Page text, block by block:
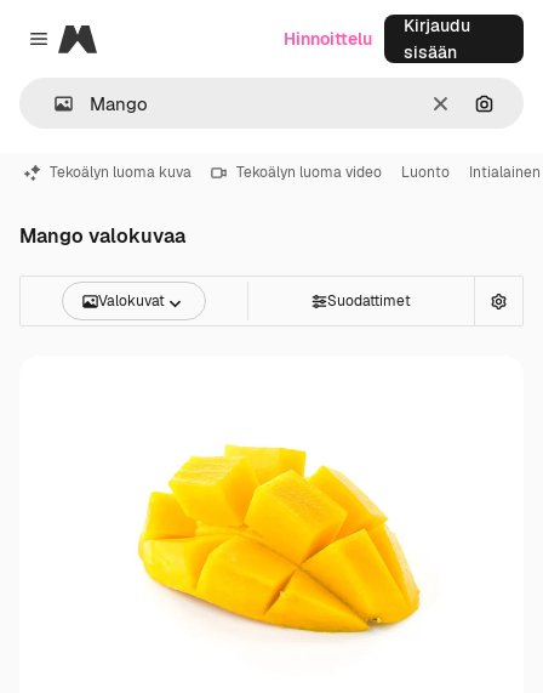
Close menu
Magnific
SelkeäHae
Hinnoittelu
Kirjaudu
sisään
Tekoälyn luoma kuva Tekoälyn luoma video Luonto
Mango valokuvaa
Valokuvat Suodattimet